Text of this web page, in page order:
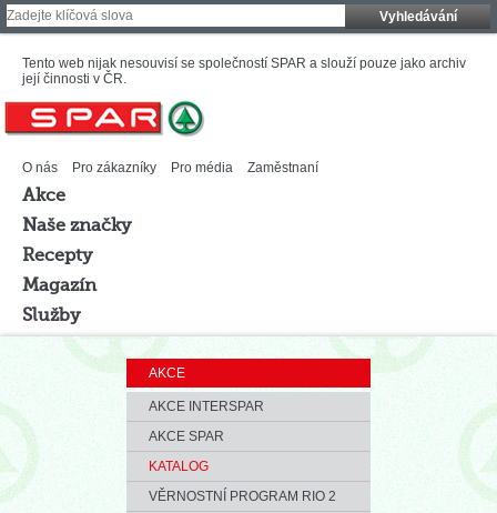
Vyhledávání
Tento web nijak nesouvisí se společností SPAR a slouží pouze jako archiv
její činnosti v ČR.
O nás Pro zákazníky Pro média Zaměstnaní
Akce
Naše značky
Recepty
Magazín
Služby
AKCE
AKCE INTERSPAR
AKCE SPAR
KATALOG
VĚRNOSTNÍ PROGRAM RIO 2